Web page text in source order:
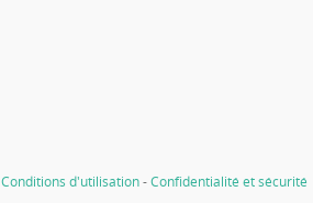
Conditions d'utilisation-Confidentialité et sécurité